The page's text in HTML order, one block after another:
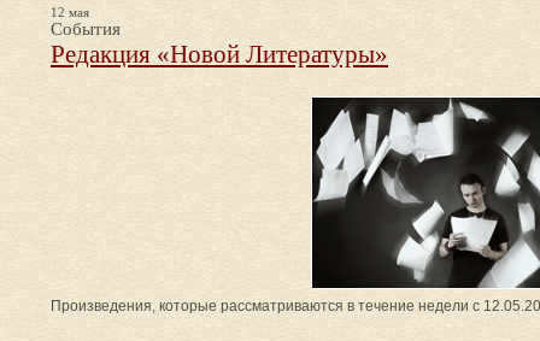
12 мая
События
Редакция «Новой Литературы»
Произведения, которые рассматриваются в течение недели с